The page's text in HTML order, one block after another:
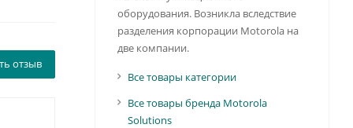
отзыв
оборудования. Возникла вследствие
разделения корпорации Motorola на
две компании.
Все товары категории
Все товары бренда Motorola
Solutions